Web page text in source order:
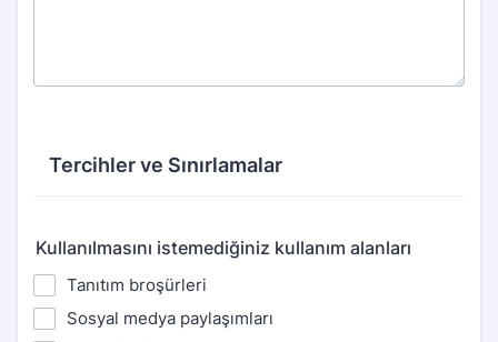
Tercihler ve Sınırlamalar
Kullanılmasını istemediğiniz kullanım alanları
Tanıtım broşürleri
Sosyal medya paylaşımları